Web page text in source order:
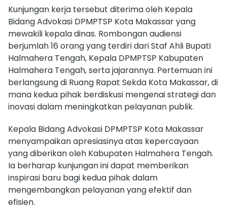
Kunjungan kerja tersebut diterima oleh Kepala
Bidang Advokasi DPMPTSP Kota Makassar yang
mewakili kepala dinas. Rombongan audiensi
berjumlah 16 orang yang terdiri dari Staf Ahli Bupati
Halmahera Tengah, Kepala DPMPTSP Kabupaten
Halmahera Tengah, serta jajarannya. Pertemuan ini
berlangsung di Ruang Rapat Sekda Kota Makassar, di
mana kedua pihak berdiskusi mengenai strategi dan
inovasi dalam meningkatkan pelayanan publik.
Kepala Bidang Advokasi DPMPTSP Kota Makassar
menyampaikan apresiasinya atas kepercayaan
yang diberikan oleh Kabupaten Halmahera Tengah.
Ia berharap kunjungan ini dapat memberikan
inspirasi baru bagi kedua pihak dalam
mengembangkan pelayanan yang efektif dan
efisien.